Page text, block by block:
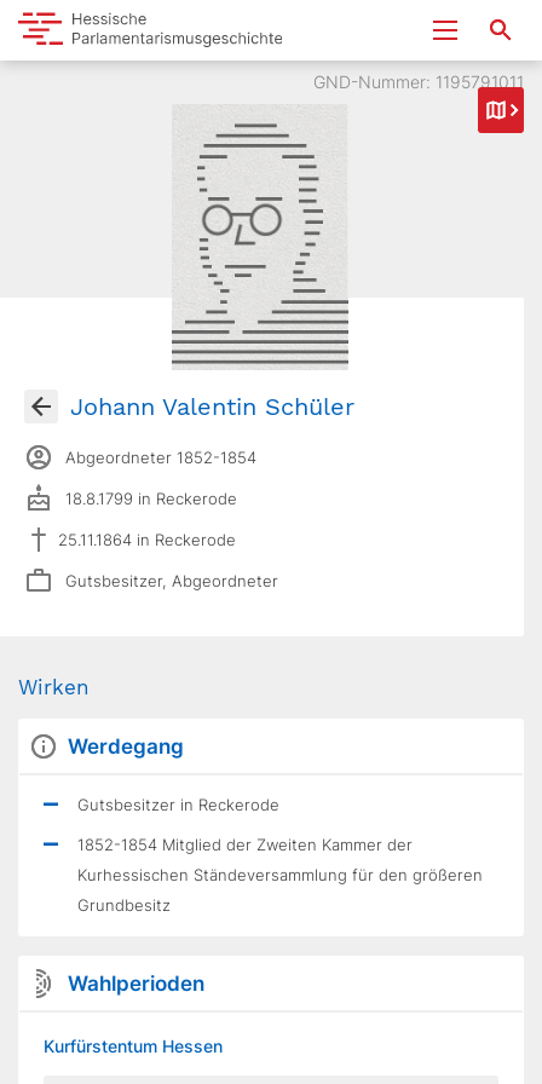
GND-Nummer: 1195791011
Johann Valentin Schüler
Abgeordneter 1852-1854
18.8.1799 in Reckerode
25.11.1864 in Reckerode
Gutsbesitzer, Abgeordneter
Wirken
Werdegang
Gutsbesitzer in Reckerode
1852-1854 Mitglied der Zweiten Kammer der
Kurhessischen Ständeversammlung für den größeren
Grundbesitz
Wahlperioden
Kurfürstentum Hessen